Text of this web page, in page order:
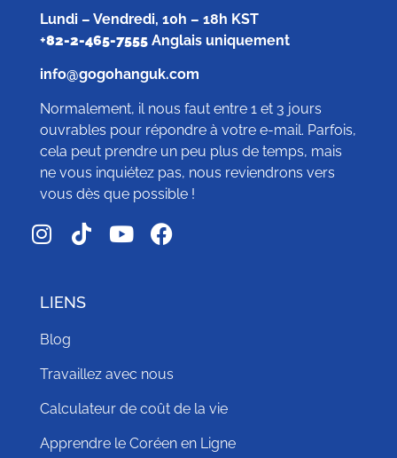
Lundi – Vendredi, 10h – 18h KST
+82-2-465-7555Anglais uniquement
info@gogohanguk.com
Normalement, il nous faut entre 1 et 3 jours
ouvrables pour répondre à votre e-mail. Parfois,
cela peut prendre un peu plus de temps, mais
ne vous inquiétez pas, nous reviendrons vers
vous dès que possible !
LIENS
Blog
Travaillez avec nous
Calculateur de coût de la vie
Apprendre le Coréen en Ligne